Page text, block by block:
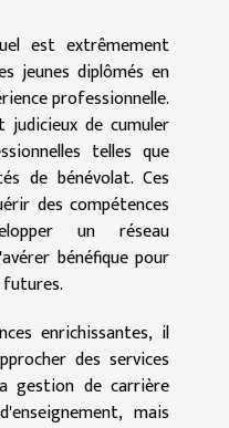
est extrêmement
jeunes diplômés en
professionnelle.
de cumuler
telles que
de bénévolat. Ces
des compétences
un réseau
bénéfique pour
enrichissantes, il
des services
gestion de carrière
mais